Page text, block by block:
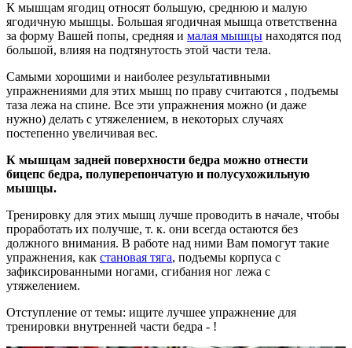
К мышцам ягодиц относят большую, среднюю и малую
ягодичную мышцы. Большая ягодичная мышца ответственна
за форму Вашей попы, средняя и малая мышцы находятся под
большой, влияя на подтянутость этой части тела.
Самыми хорошими и наиболее результативными
упражнениями для этих мышц по праву считаются , подъемы
таза лежа на спине. Все эти упражнения можно (и даже
нужно) делать с утяжелением, в некоторых случаях
постепенно увеличивая вес.
К мышцам задней поверхности бедра можно отнести
бицепс бедра, полуперепончатую и полусухожильную
мышцы.
Тренировку для этих мышц лучше проводить в начале, чтобы
проработать их получше, т. к. они всегда остаются без
должного внимания. В работе над ними Вам помогут такие
упражнения, как становая тяга, подъемы корпуса с
зафиксированными ногами, сгибания ног лежа с
утяжелением.
Отступление от темы: ищите лучшее упражнение для
тренировки внутренней части бедра - !